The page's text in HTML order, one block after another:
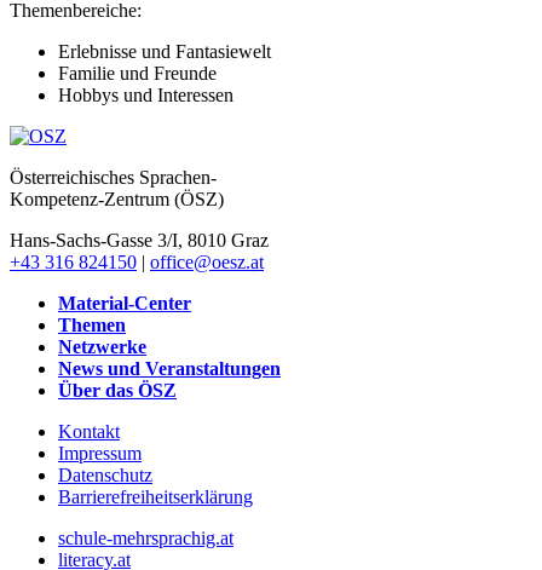
Themenbereiche:
Erlebnisse und Fantasiewelt
Familie und Freunde
Hobbys und Interessen
Österreichisches Sprachen-
Kompetenz-Zentrum (ÖSZ)
Hans-Sachs-Gasse 3/I, 8010 Graz
+43 316 824150 | office@oesz.at
Material-Center
Themen
Netzwerke
News und Veranstaltungen
Über das ÖSZ
Kontakt
Impressum
Datenschutz
Barrierefreiheitserklärung
schule-mehrsprachig.at
literacy.at